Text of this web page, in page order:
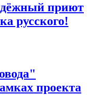
приют
русского!
проекта